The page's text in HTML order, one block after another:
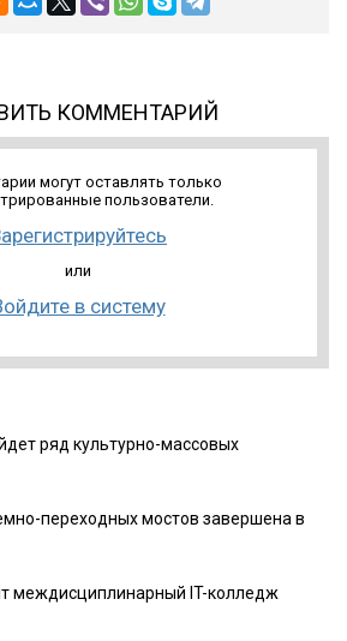
КОММЕНТАРИЙ
могут оставлять только
пользователи.
или
в систему
ряд культурно-массовых
переходных мостов завершена в
междисциплинарный IT-колледж